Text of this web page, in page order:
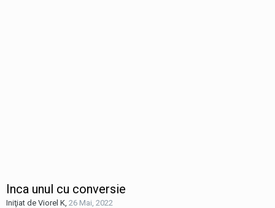
Inca unul cu conversie
Iniţiat de Viorel K 26 Mai, 2022